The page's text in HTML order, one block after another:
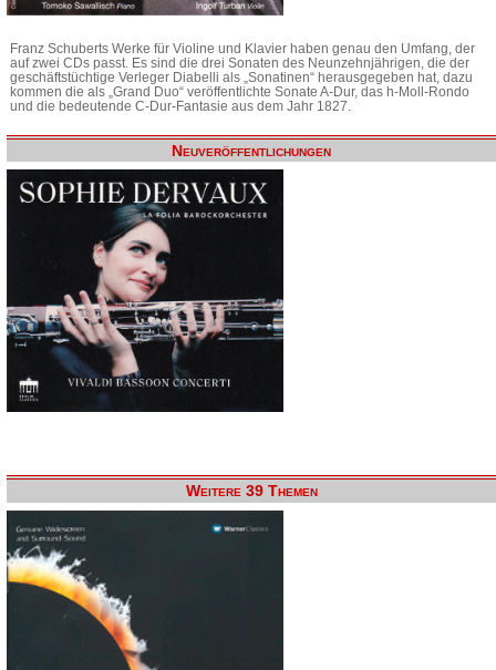
Franz Schuberts Werke für Violine und Klavier haben genau den Umfang, der
auf zwei CDs passt. Es sind die drei Sonaten des Neunzehnjährigen, die der
geschäftstüchtige Verleger Diabelli als „Sonatinen“ herausgegeben hat, dazu
kommen die als „Grand Duo“ veröffentlichte Sonate A-Dur, das h-Moll-Rondo
und die bedeutende C-Dur-Fantasie aus dem Jahr 1827.
Neuveröffentlichungen
Weitere 39 Themen